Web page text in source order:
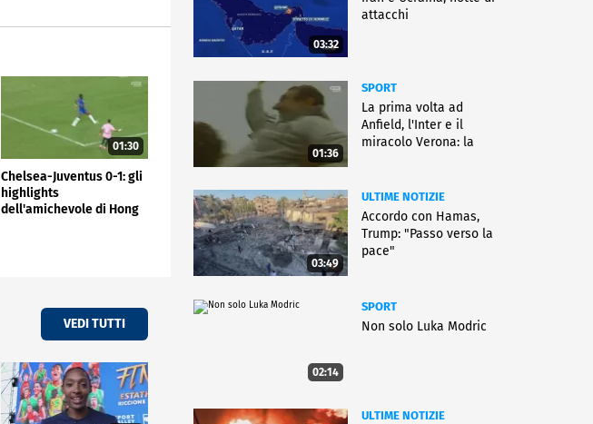
01:30
Chelsea-Juventus 0-1: gli
highlights
dell'amichevole di Hong
VEDI TUTTI
03:32
attacchi
01:36
SPORT
La prima volta ad
Anfield, l'Inter e il
miracolo Verona: la
03:49
ULTIME NOTIZIE
Accordo con Hamas,
Trump: "Passo verso la
pace"
02:14
SPORT
Non solo Luka Modric
ULTIME NOTIZIE